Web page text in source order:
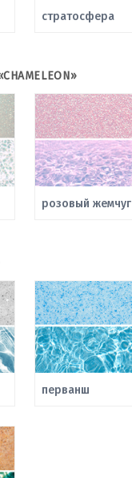
стратосфера
розовый жемчуг
перванш